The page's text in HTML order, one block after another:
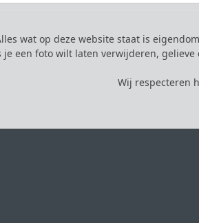
wat op deze website staat is
je een foto wilt laten verwijderen,
Wij respecteren